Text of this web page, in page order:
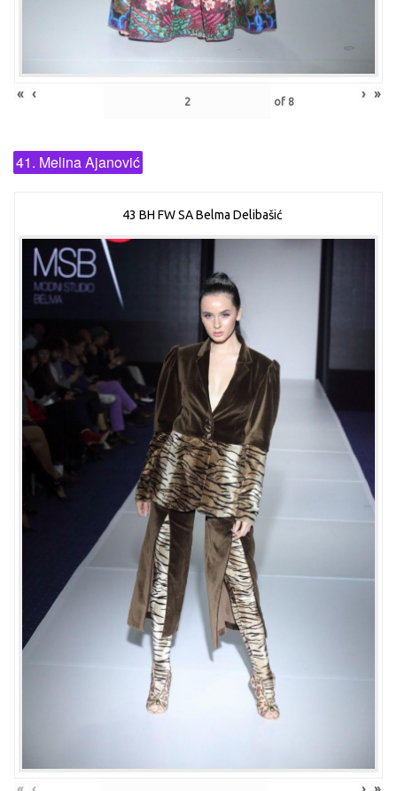
« ‹ of 8 › »
41. Melina Ajanović
43 BH FW SA Belma Delibašić